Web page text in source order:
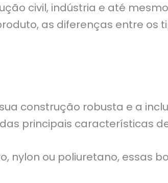
civil, indústria e até
as diferenças entre os
construção robusta e a
principais características
nylon ou poliuretano, essas